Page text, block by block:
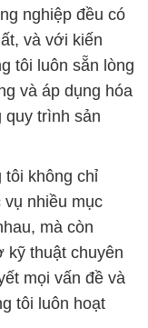
đầu. Quy trình
thực hiện để
khi chúng
Phát trở
bạn trong mọi
chúng tôi là
của các ngành
Liên hệ với
chi tiết và
ngũ chuyên